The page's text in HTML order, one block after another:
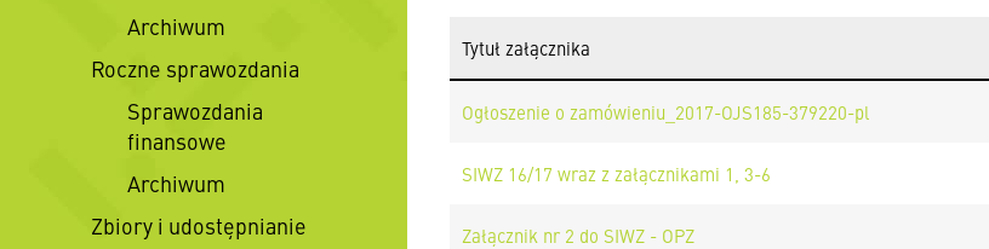
Archiwum
Roczne sprawozdania
Sprawozdania
finansowe
Archiwum
Zbiory i udostępnianie
Tytuł załącznika
Ogłoszenie o zamówieniu_2017-OJS185-379220-pl
SIWZ 16/17 wraz z załącznikami 1, 3-6
Załącznik nr 2 do SIWZ - OPZ